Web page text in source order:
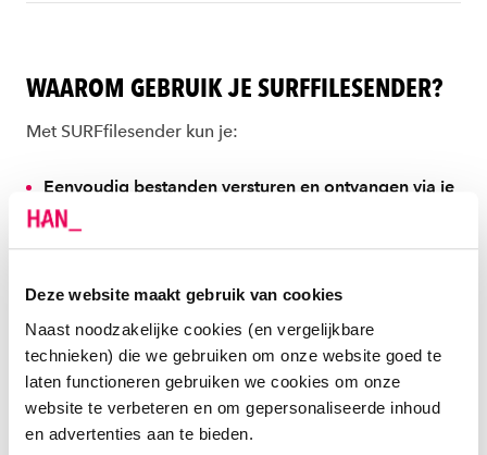
Deze website maakt gebruik van cookies
Naast noodzakelijke cookies (en vergelijkbare
technieken) die we gebruiken om onze website goed te
laten functioneren gebruiken we cookies om onze
website te verbeteren en om gepersonaliseerde inhoud
en advertenties aan te bieden.
WAAROM GEBRUIK JE SURFFILESENDER?
Met SURFfilesender kun je:
Eenvoudig bestanden versturen en ontvangen via je
webbrowser
account.
groter dan wat andere diensten, e-mail of FTP-
servers toestaan. Dit maakt het ideal voor grote
onderzoeksbestanden zoals genoomsequenties of
astronomische data. Je kunt het natuurlijk ook voor
kleine bestanden gebruiken, ook dat is geen